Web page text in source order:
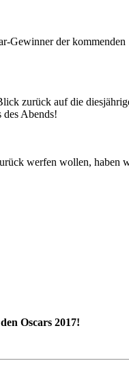
Gewinner der kommenden
zurück auf die
des Abends!
werfen wollen, haben
Oscars 2017!